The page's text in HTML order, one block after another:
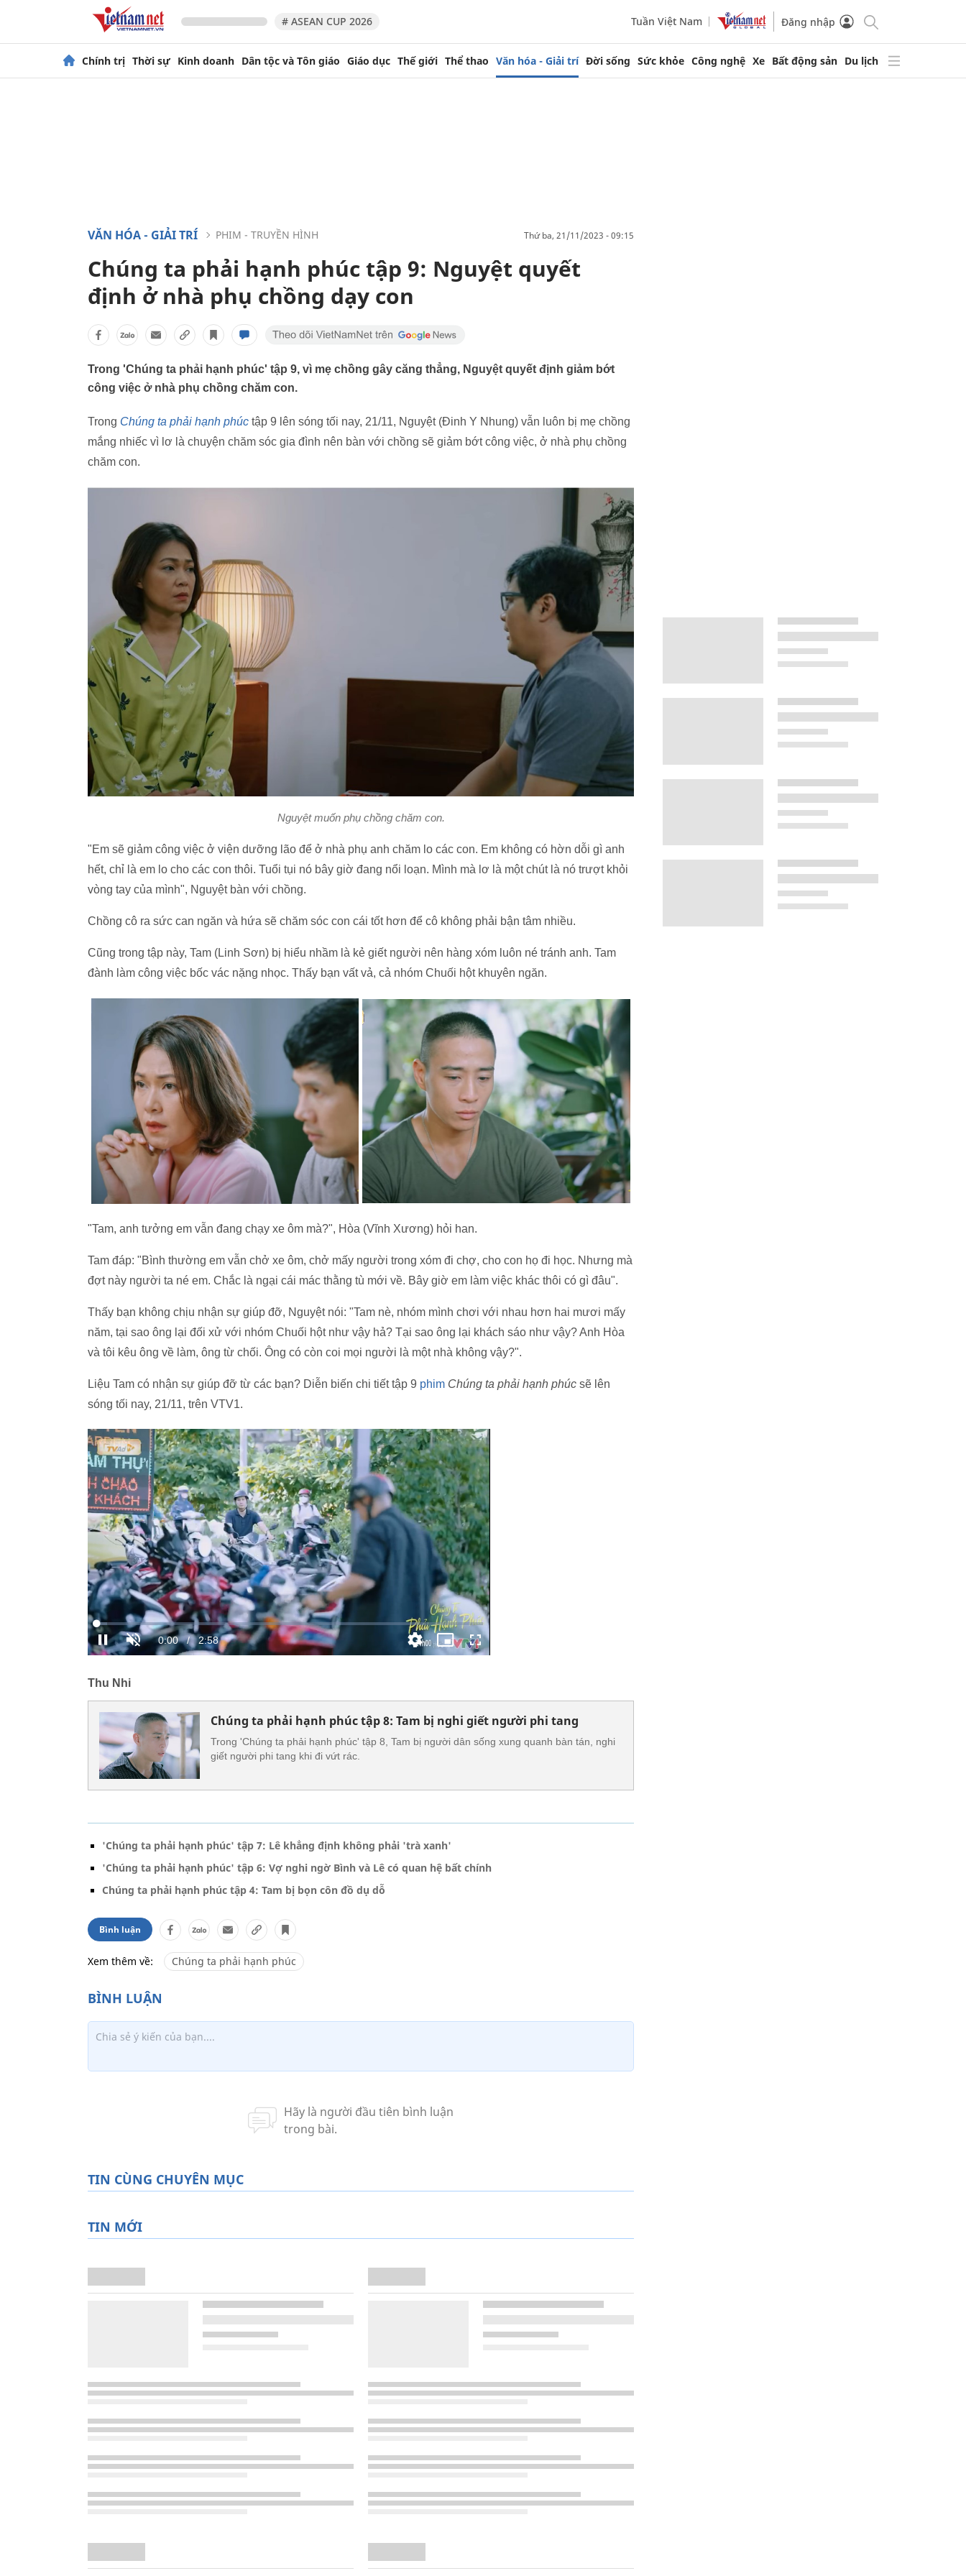
# ASEAN CUP 2026 Tuần Việt Nam Đăng nhập
Chính trị Thời sự Kinh doanh Dân tộc và Tôn giáo Giáo dục Thế giới Thể thao Văn hóa - Giải trí Đời sống Sức khỏe Công nghệ Xe Bất động sản Du lịch
VĂN HÓA - GIẢI TRÍ PHIM - TRUYỀN HÌNH thứ ba, 21/11/2023 - 09:15
Chúng ta phải hạnh phúc tập 9: Nguyệt quyết
định ở nhà phụ chồng dạy con
Trong 'Chúng ta phải hạnh phúc' tập 9, vì mẹ chồng gây căng thẳng, Nguyệt quyết định giảm bớt
công việc ở nhà phụ chồng chăm con.
Trong Chúng ta phải hạnh phúc tập 9 lên sóng tối nay, 21/11, Nguyệt (Đinh Y Nhung) vẫn luôn bị mẹ chồng
mắng nhiếc vì lơ là chuyện chăm sóc gia đình nên bàn với chồng sẽ giảm bớt công việc, ở nhà phụ chồng
chăm con.
Nguyệt muốn phụ chồng chăm con.
"Em sẽ giảm công việc ở viện dưỡng lão để ở nhà phụ anh chăm lo các con. Em không có hờn dỗi gì anh
hết, chỉ là em lo cho các con thôi. Tuổi tụi nó bây giờ đang nổi loạn. Mình mà lơ là một chút là nó trượt khỏi
vòng tay của mình", Nguyệt bàn với chồng.
Chồng cô ra sức can ngăn và hứa sẽ chăm sóc con cái tốt hơn để cô không phải bận tâm nhiều.
Cũng trong tập này, Tam (Linh Sơn) bị hiểu nhầm là kẻ giết người nên hàng xóm luôn né tránh anh. Tam
đành làm công việc bốc vác nặng nhọc. Thấy bạn vất vả, cả nhóm Chuối hột khuyên ngăn.
"Tam, anh tưởng em vẫn đang chạy xe ôm mà?", Hòa (Vĩnh Xương) hỏi han.
Tam đáp: "Bình thường em vẫn chở xe ôm, chở mấy người trong xóm đi chợ, cho con họ đi học. Nhưng mà
đợt này người ta né em. Chắc là ngại cái mác thằng tù mới về. Bây giờ em làm việc khác thôi có gì đâu".
Thấy bạn không chịu nhận sự giúp đỡ, Nguyệt nói: "Tam nè, nhóm mình chơi với nhau hơn hai mươi mấy
năm, tại sao ông lại đối xử với nhóm Chuối hột như vậy hả? Tại sao ông lại khách sáo như vậy? Anh Hòa
và tôi kêu ông về làm, ông từ chối. Ông có còn coi mọi người là một nhà không vậy?".
Liệu Tam có nhận sự giúp đỡ từ các bạn? Diễn biến chi tiết tập 9 phim Chúng ta phải hạnh phúc sẽ lên
sóng tối nay, 21/11, trên VTV1.
Thu Nhi
Chúng ta phải hạnh phúc tập 8: Tam bị nghi giết người phi tang
Trong 'Chúng ta phải hạnh phúc' tập 8, Tam bị người dân sống xung quanh bàn tán, nghi
giết người phi tang khi đi vứt rác.
'Chúng ta phải hạnh phúc' tập 7: Lê khẳng định không phải 'trà xanh'
'Chúng ta phải hạnh phúc' tập 6: Vợ nghi ngờ Bình và Lê có quan hệ bất chính
Chúng ta phải hạnh phúc tập 4: Tam bị bọn côn đồ dụ dỗ
Bình luận
Xem thêm về: Chúng ta phải hạnh phúc
TIN CÙNG CHUYÊN MỤC
TIN MỚI